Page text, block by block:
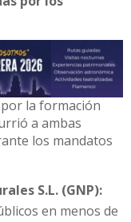
la formación
a ambas
los mandatos
S.L. (GNP):
en menos de